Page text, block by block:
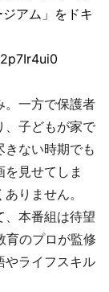
アム」をドキ
。一方で保護者
、子どもが家で
ない時期でも
見せてしま
りません。
、本番組は待望
育のプロが監修
やライフスキル